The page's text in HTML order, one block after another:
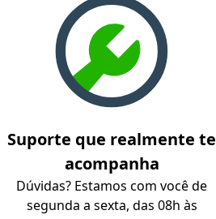
Suporte que realmente te
acompanha
Dúvidas? Estamos com você de
segunda a sexta, das 08h às